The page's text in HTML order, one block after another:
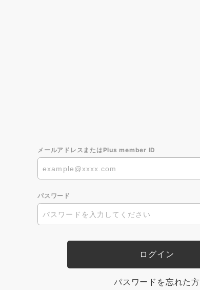
メールアドレスまたはPlus member ID
パスワード
パスワードを忘れた方